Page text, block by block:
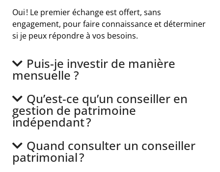
Oui ! Le premier échange est offert, sans
engagement, pour faire connaissance et déterminer
si je peux répondre à vos besoins.
Puis-je investir de manière
mensuelle ?
Qu’est-ce qu’un conseiller en
gestion de patrimoine
indépendant ?
Quand consulter un conseiller
patrimonial ?